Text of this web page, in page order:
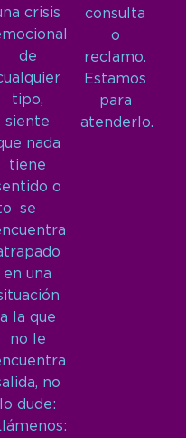
crisis
de
tipo,
siente
nada
tiene
o
se
en una
a la que
no le
no
lo dude:
consulta
o
reclamo.
Estamos
para
atenderlo.